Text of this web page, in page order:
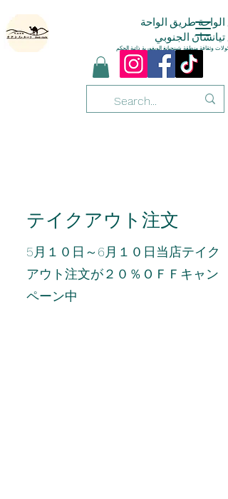
الواحةطريق الواحة
تيانشان الجنوبي
وثقافة منطقة شينجيانغ الويغورية ذاتية الحكم
テイクアウト注文
5月１０日～6月１０日当店テイク
アウト注文が２０％ＯＦＦキャン
ペーン中